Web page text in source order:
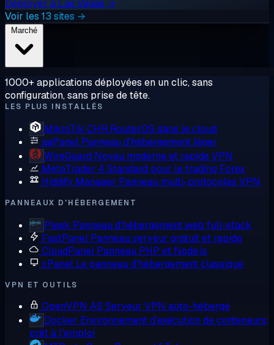
Déployer à Las Vegas →
Voir les 13 sites →
1000+ applications déployées en un clic, sans
configuration, sans prise de tête.
LES PLUS INSTALLÉS
MikroTik CHR RouterOS dans le cloud
aaPanel Panneau d'hébergement léger
WireGuard Noyau moderne et rapide VPN
MetaTrader 4 Standard pour le trading Forex
Hiddify Manager Panneau multi-protocoles VPN
PANNEAUX D'HÉBERGEMENT
Plesk Panneau d'hébergement web full-stack
FastPanel Panneau serveur gratuit et rapide
CloudPanel Panneau PHP et Node.js
cPanel Le panneau d'hébergement classique
VPN ET OUTILS
OpenVPN AS Serveur VPN auto-hébergé
Docker Environnement d'exécution de conteneurs,
prêt à l'emploi